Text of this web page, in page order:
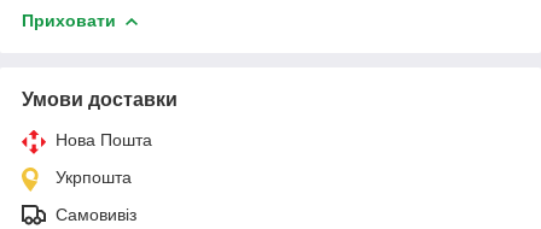
Приховати
Умови доставки
Нова Пошта
Укрпошта
Самовивіз